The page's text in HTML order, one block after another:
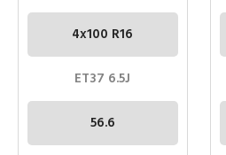
4x100 R16
ET37 6.5J
56.6